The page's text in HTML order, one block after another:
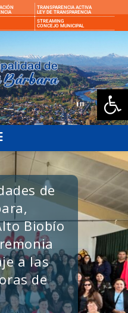
TRANSPARENCIA ACTIVA
LEY DE TRANSPARENCIA
STREAMING
CONCEJO MUNICIPAL
de
Biobío
a las
de